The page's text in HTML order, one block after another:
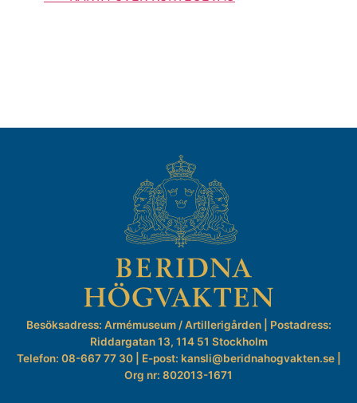
Besöksadress: Armémuseum / Artillerigården | Postadress:
Riddargatan 13, 114 51 Stockholm
Telefon: 08-667 77 30 | E-post: kansli@beridnahogvakten.se |
Org nr: 802013-1671